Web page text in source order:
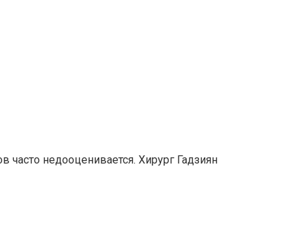
часто недооценивается. Хирург Гадзиян